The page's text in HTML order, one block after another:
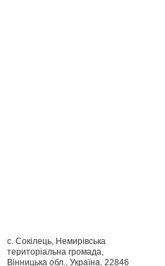
с. Сокілець, Немирівська
територіальна громада,
Вінницька обл., Україна, 22846